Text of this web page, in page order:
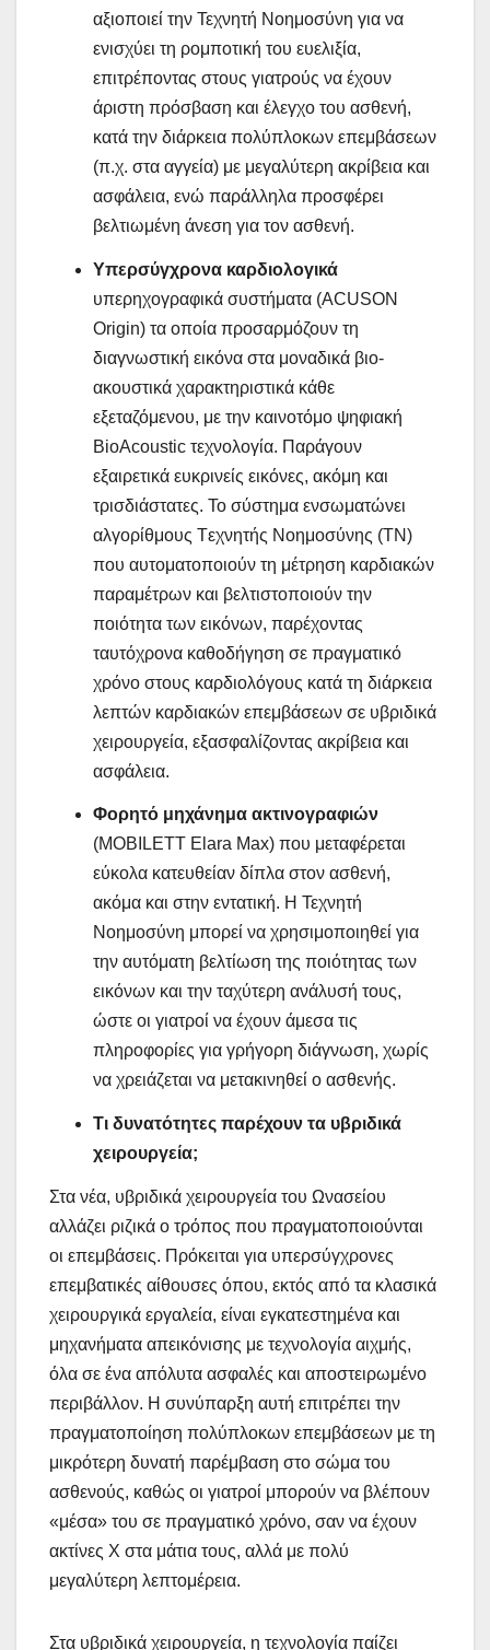
αξιοποιεί την Τεχνητή Νοημοσύνη για να
ενισχύει τη ρομποτική του ευελιξία,
επιτρέποντας στους γιατρούς να έχουν
άριστη πρόσβαση και έλεγχο του ασθενή,
κατά την διάρκεια πολύπλοκων επεμβάσεων
(π.χ. στα αγγεία) με μεγαλύτερη ακρίβεια και
ασφάλεια, ενώ παράλληλα προσφέρει
βελτιωμένη άνεση για τον ασθενή.
Υπερσύγχρονα καρδιολογικά
υπερηχογραφικά συστήματα (ACUSON
Origin) τα οποία προσαρμόζουν τη
διαγνωστική εικόνα στα μοναδικά βιο-
ακουστικά χαρακτηριστικά κάθε
εξεταζόμενου, με την καινοτόμο ψηφιακή
BioAcoustic τεχνολογία. Παράγουν
εξαιρετικά ευκρινείς εικόνες, ακόμη και
τρισδιάστατες. Το σύστημα ενσωματώνει
αλγορίθμους Tεχνητής Nοημοσύνης (TN)
που αυτοματοποιούν τη μέτρηση καρδιακών
παραμέτρων και βελτιστοποιούν την
ποιότητα των εικόνων, παρέχοντας
ταυτόχρονα καθοδήγηση σε πραγματικό
χρόνο στους καρδιολόγους κατά τη διάρκεια
λεπτών καρδιακών επεμβάσεων σε υβριδικά
χειρουργεία, εξασφαλίζοντας ακρίβεια και
ασφάλεια.
Φορητό μηχάνημα ακτινογραφιών
(MOBILETT Elara Max) που μεταφέρεται
εύκολα κατευθείαν δίπλα στον ασθενή,
ακόμα και στην εντατική. Η Τεχνητή
Νοημοσύνη μπορεί να χρησιμοποιηθεί για
την αυτόματη βελτίωση της ποιότητας των
εικόνων και την ταχύτερη ανάλυσή τους,
ώστε οι γιατροί να έχουν άμεσα τις
πληροφορίες για γρήγορη διάγνωση, χωρίς
να χρειάζεται να μετακινηθεί ο ασθενής.
Τι δυνατότητες παρέχουν τα υβριδικά
χειρουργεία;
Στα νέα, υβριδικά χειρουργεία του Ωνασείου
αλλάζει ριζικά ο τρόπος που πραγματοποιούνται
οι επεμβάσεις. Πρόκειται για υπερσύγχρονες
επεμβατικές αίθουσες όπου, εκτός από τα κλασικά
χειρουργικά εργαλεία, είναι εγκατεστημένα και
μηχανήματα απεικόνισης με τεχνολογία αιχμής,
όλα σε ένα απόλυτα ασφαλές και αποστειρωμένο
περιβάλλον. Η συνύπαρξη αυτή επιτρέπει την
πραγματοποίηση πολύπλοκων επεμβάσεων με τη
μικρότερη δυνατή παρέμβαση στο σώμα του
ασθενούς, καθώς οι γιατροί μπορούν να βλέπουν
«μέσα» του σε πραγματικό χρόνο, σαν να έχουν
ακτίνες Χ στα μάτια τους, αλλά με πολύ
μεγαλύτερη λεπτομέρεια.
Στα υβριδικά χειρουργεία, η τεχνολογία παίζει